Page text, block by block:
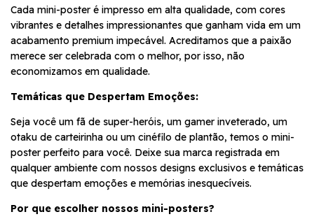
Cada mini-poster é impresso em alta qualidade, com cores
vibrantes e detalhes impressionantes que ganham vida em um
acabamento premium impecável. Acreditamos que a paixão
merece ser celebrada com o melhor, por isso, não
economizamos em qualidade.
Temáticas que Despertam Emoções:
Seja você um fã de super-heróis, um gamer inveterado, um
otaku de carteirinha ou um cinéfilo de plantão, temos o mini-
poster perfeito para você. Deixe sua marca registrada em
qualquer ambiente com nossos designs exclusivos e temáticas
que despertam emoções e memórias inesquecíveis.
Por que escolher nossos mini-posters?